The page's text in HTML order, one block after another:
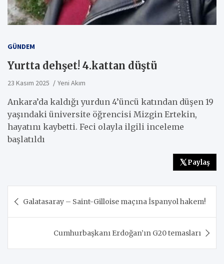
GÜNDEM
Yurtta dehşet! 4.kattan düştü
23 Kasım 2025 Yeni Akım
Ankara’da kaldığı yurdun 4’üncü katından düşen 19
yaşındaki üniversite öğrencisi Mizgin Ertekin,
hayatını kaybetti. Feci olayla ilgili inceleme
başlatıldı
Paylaş
gezinmesi
Galatasaray – Saint-Gilloise maçına İspanyol hakem!
Cumhurbaşkanı Erdoğan’ın G20 temasları